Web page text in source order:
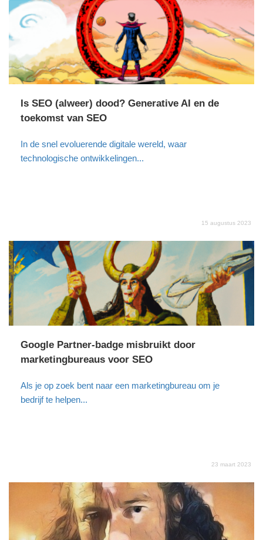
Is SEO (alweer) dood? Generative AI en de
toekomst van SEO
15 augustus 2023
In de snel evoluerende digitale wereld, waar
technologische ontwikkelingen...
Google Partner-badge misbruikt door
marketingbureaus voor SEO
23 maart 2023
Als je op zoek bent naar een marketingbureau om je
bedrijf te helpen...